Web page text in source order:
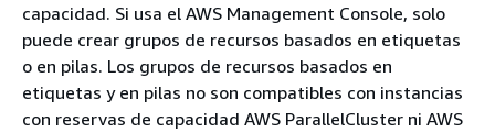
capacidad. Si usa el AWS Management Console, solo
puede crear grupos de recursos basados en etiquetas
o en pilas. Los grupos de recursos basados en
etiquetas y en pilas no son compatibles con instancias
con reservas de capacidad AWS ParallelCluster ni AWS